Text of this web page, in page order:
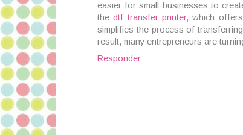
easier for small businesses to
thedtf transfer printer, which
simplifies the process of
result, many entrepreneurs are
Responder